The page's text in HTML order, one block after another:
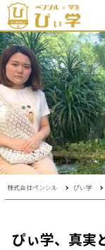
株式会社ペンシル ぴぃ学
ぴぃ学、真実